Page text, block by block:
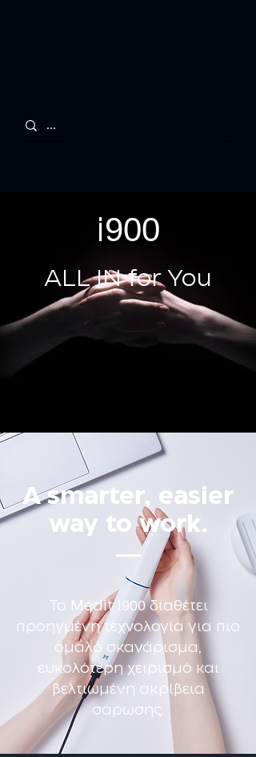
i900
ALL IN for You
A smarter, easier
way to work.
Το Medit i900διαθέτει
προηγμένη τεχνολογία για πιο
ομαλό σκανάρισμα,
ευκολότερη χειρισμό και
βελτιωμένη ακρίβεια
σάρωσης.